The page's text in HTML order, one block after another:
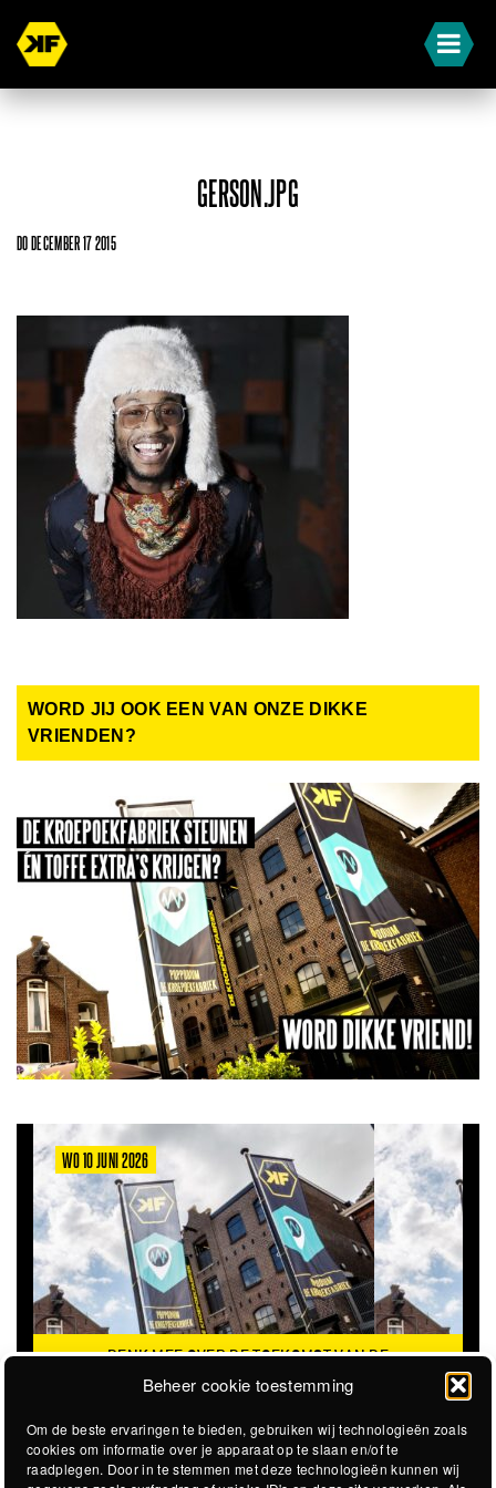
Beheer cookie toestemming
Om de beste ervaringen te bieden, gebruiken wij technologieën zoals
cookies om informatie over je apparaat op te slaan en/of te
raadplegen. Door in te stemmen met deze technologieën kunnen wij
GERSON.JPG
DO DECEMBER 17 2015
WORD JIJ OOK EEN VAN ONZE DIKKE
VRIENDEN?
WO 10 JUNI 2026
DENK MEE OVER DE TOEKOMST VAN DE
KROEPOEKFABRIEK